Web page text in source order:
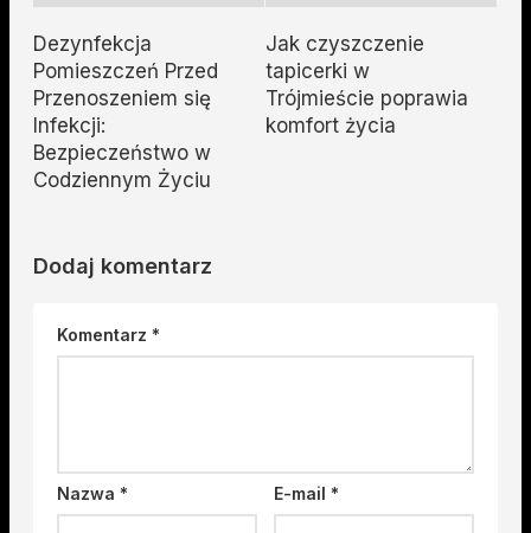
Dezynfekcja
Pomieszczeń Przed
Przenoszeniem się
Infekcji:
Bezpieczeństwo w
Codziennym Życiu
Jak czyszczenie
tapicerki w
Trójmieście poprawia
komfort życia
Dodaj komentarz
Komentarz *
Nazwa * E-mail*